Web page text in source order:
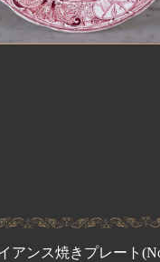
アンス焼きプレート